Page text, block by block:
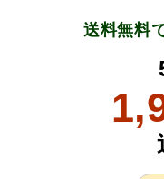
送料無料